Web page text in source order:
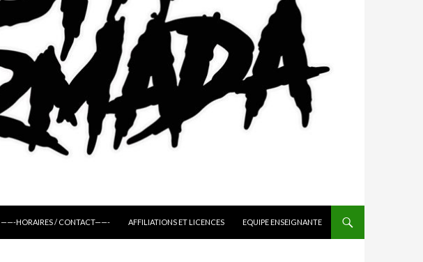
——-HORAIRES / CONTACT——-
AFFILIATIONS ET LICENCES EQUIPE ENSEIGNANTE